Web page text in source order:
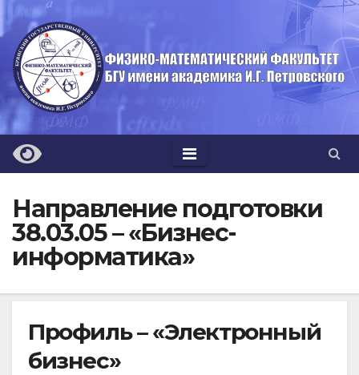
Перейти
к
содержимому
Направление подготовки
38.03.05 – «Бизнес-
информатика»
Профиль – «Электронный
бизнес»